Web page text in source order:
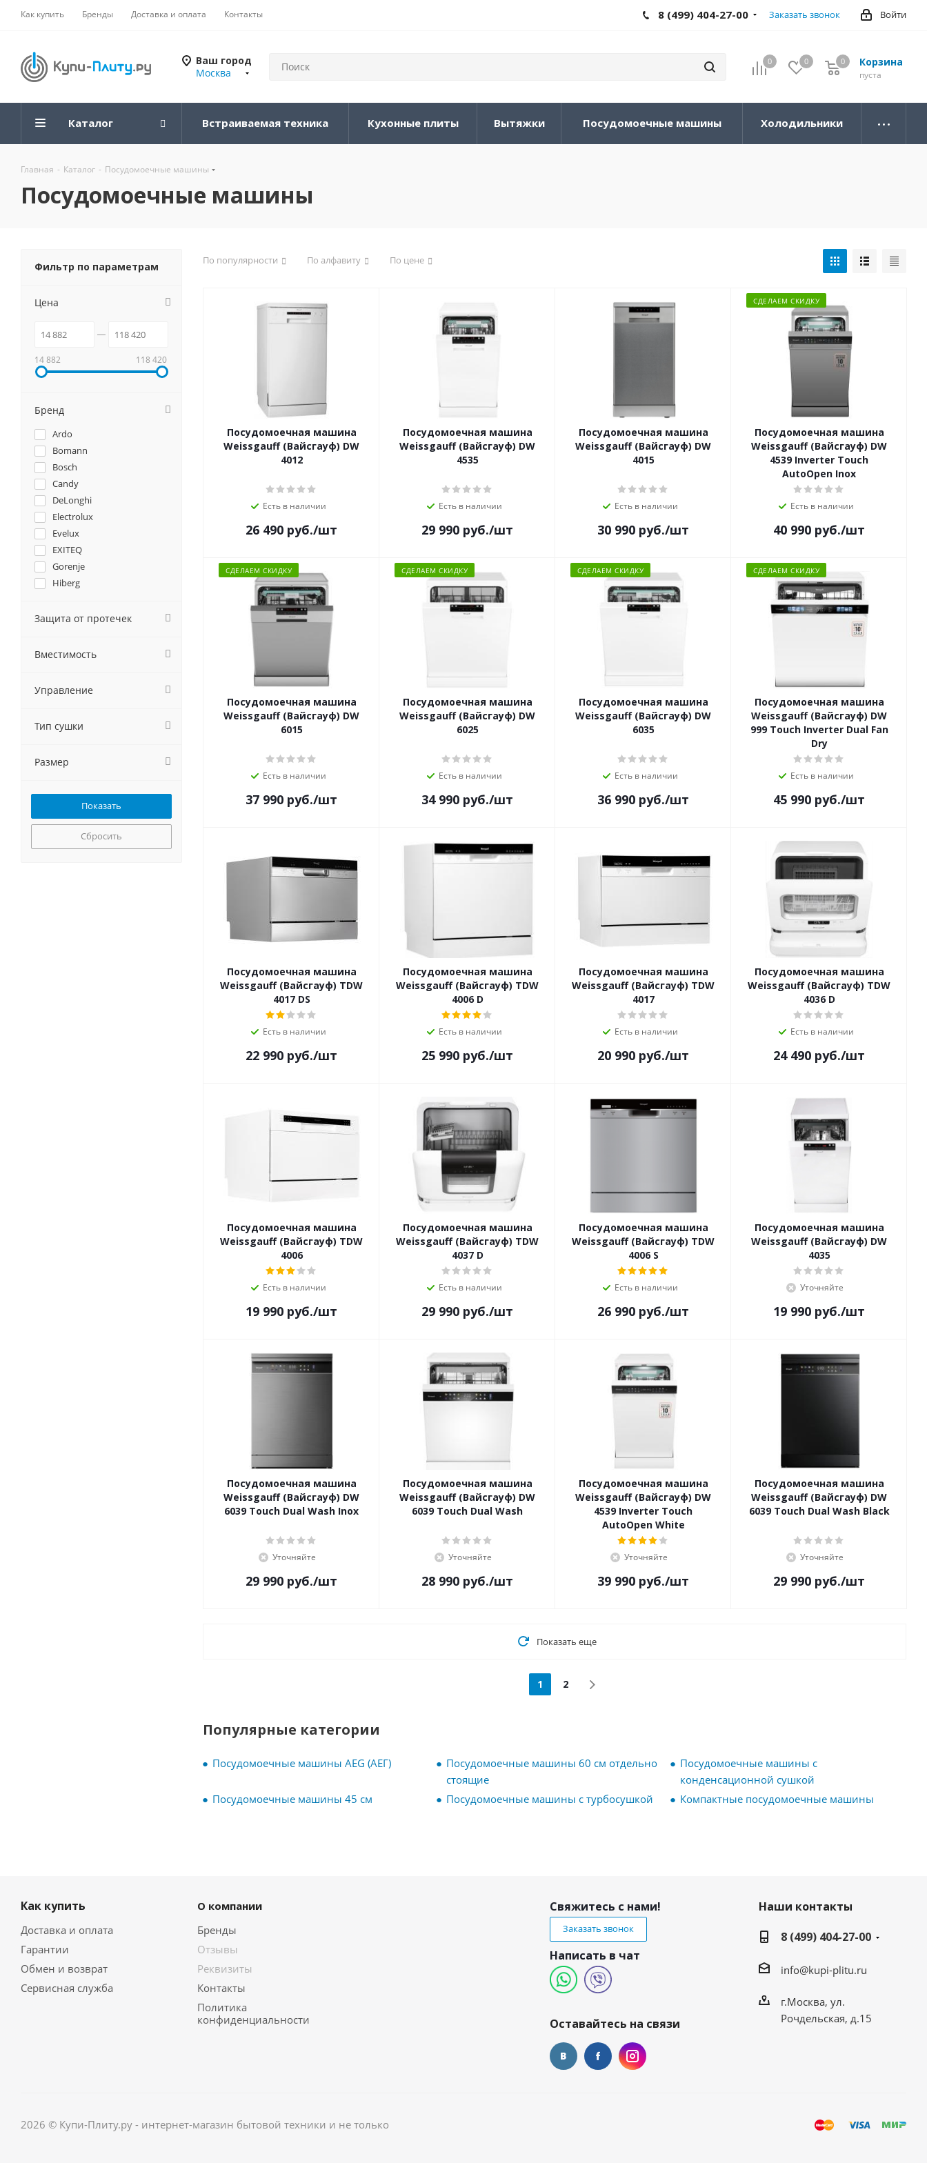
Как купить Бренды Доставка и оплата Контакты Войти
8 (499) 404-27-00 Заказать звонок
Ваш город
Москва
0 0 Корзина
0
пуста
0
Каталог Встраиваемая техника Кухонные плиты Вытяжки Посудомоечные машины Холодильники
Главная - Каталог - Посудомоечные машины
Посудомоечные машины
По популярности По алфавиту По цене
Посудомоечная машина
Weissgauff (Вайсгауф) DW
4012
Есть в наличии
26 490 руб./шт
Посудомоечная машина
Weissgauff (Вайсгауф) DW
4535
Есть в наличии
29 990 руб./шт
Посудомоечная машина
Weissgauff (Вайсгауф) DW
4015
Есть в наличии
30 990 руб./шт
СДЕЛАЕМ СКИДКУ
Посудомоечная машина
Weissgauff (Вайсгауф) DW
4539 Inverter Touch
AutoOpen Inox
Есть в наличии
40 990 руб./шт
СДЕЛАЕМ СКИДКУ
Посудомоечная машина
Weissgauff (Вайсгауф) DW
6015
Есть в наличии
37 990 руб./шт
СДЕЛАЕМ СКИДКУ
Посудомоечная машина
Weissgauff (Вайсгауф) DW
6025
Есть в наличии
34 990 руб./шт
СДЕЛАЕМ СКИДКУ
Посудомоечная машина
Weissgauff (Вайсгауф) DW
6035
Есть в наличии
36 990 руб./шт
СДЕЛАЕМ СКИДКУ
Посудомоечная машина
Weissgauff (Вайсгауф) DW
999 Touch Inverter Dual Fan
Dry
Есть в наличии
45 990 руб./шт
Посудомоечная машина
Weissgauff (Вайсгауф) TDW
4017 DS
Есть в наличии
22 990 руб./шт
Посудомоечная машина
Weissgauff (Вайсгауф) TDW
4006 D
Есть в наличии
25 990 руб./шт
Посудомоечная машина
Weissgauff (Вайсгауф) TDW
4017
Есть в наличии
20 990 руб./шт
Посудомоечная машина
Weissgauff (Вайсгауф) TDW
4036 D
Есть в наличии
24 490 руб./шт
Посудомоечная машина
Weissgauff (Вайсгауф) TDW
4006
Есть в наличии
19 990 руб./шт
Посудомоечная машина
Weissgauff (Вайсгауф) TDW
4037 D
Есть в наличии
29 990 руб./шт
Посудомоечная машина
Weissgauff (Вайсгауф) TDW
4006 S
Есть в наличии
26 990 руб./шт
Посудомоечная машина
Weissgauff (Вайсгауф) DW
4035
Уточняйте
19 990 руб./шт
Посудомоечная машина
Weissgauff (Вайсгауф) DW
6039 Touch Dual Wash Inox
Уточняйте
29 990 руб./шт
Посудомоечная машина
Weissgauff (Вайсгауф) DW
6039 Touch Dual Wash
Уточняйте
28 990 руб./шт
Посудомоечная машина
Weissgauff (Вайсгауф) DW
4539 Inverter Touch
AutoOpen White
Уточняйте
39 990 руб./шт
Посудомоечная машина
Weissgauff (Вайсгауф) DW
6039 Touch Dual Wash Black
Уточняйте
29 990 руб./шт
Показать еще
1 2
Популярные категории
Посудомоечные машины AEG (АЕГ)
Посудомоечные машины 60 см отдельно
стоящие
Посудомоечные машины с
конденсационной сушкой
Посудомоечные машины 45 см
Посудомоечные машины с турбосушкой Компактные посудомоечные машины
Фильтр по параметрам
Цена
14 882 118 420
Бренд
Ardo
Bomann
Bosch
Candy
DeLonghi
Electrolux
Evelux
EXITEQ
Gorenje
Hiberg
Korting
Schaub Lorenz
Бирюса
Защита от протечек
Вместимость
Управление
Тип сушки
Размер
Сбросить
Как купить
Доставка и оплата
Гарантии
Обмен и возврат
Сервисная служба
О компании
Бренды
Отзывы
Реквизиты
Контакты
Политика
конфиденциальности
Свяжитесь с нами!
Заказать звонок
Написать в чат
Оставайтесь на связи
Наши контакты
8 (499) 404-27-00
info@kupi-plitu.ru
г.Москва, ул.
Рочдельская, д.15
2026 © Купи-Плиту.ру - интернет-магазин бытовой техники и не только